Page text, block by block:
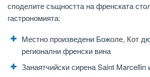
споделите същността на френската
гастрономията:
Местно произведени Божоле, Кот
регионални френски вина
Занаятчийски сирена Saint Marcellin